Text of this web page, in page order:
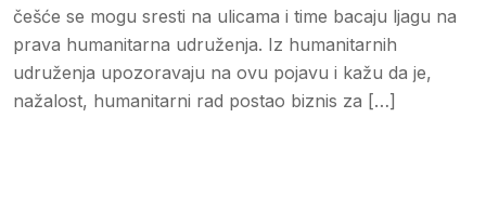
češće se mogu sresti na ulicama i time bacaju ljagu na
prava humanitarna udruženja. Iz humanitarnih
udruženja upozoravaju na ovu pojavu i kažu da je,
nažalost, humanitarni rad postao biznis za […]